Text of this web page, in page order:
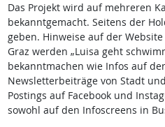
Das Projekt wird auf mehreren
bekanntgemacht. Seitens der
geben. Hinweise auf der
Graz werden „Luisa geht
bekanntmachen wie Infos auf
Newsletterbeiträge von Stadt
Postings auf Facebook und
sowohl auf den Infoscreens in